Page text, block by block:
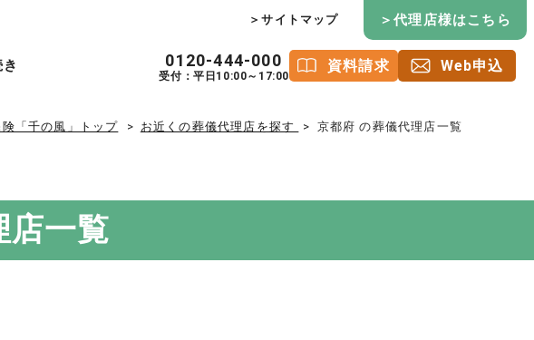
＞サイトマップ ＞代理店様はこちら
0120-444-000
受付：平日10:00～17:00
資料請求 Web申込
「千の風」トップ お近くの葬儀代理店を探す 京都府 の葬儀代理店一覧
店一覧